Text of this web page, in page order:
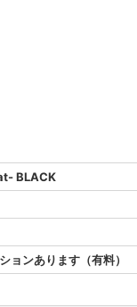
BLACK
ンあります（有料）